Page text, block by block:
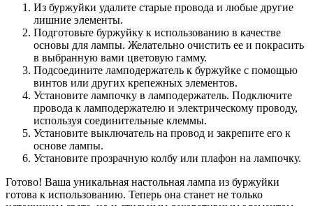
Из буржуйки удалите старые провода и любые другие
лишние элементы.
Подготовьте буржуйку к использованию в качестве
основы для лампы. Желательно очистить ее и покрасить
в выбранную вами цветовую гамму.
Подсоедините ламподержатель к буржуйке с помощью
винтов или других крепежных элементов.
Установите лампочку в ламподержатель. Подключите
провода к ламподержателю и электрическому проводу,
используя соединительные клеммы.
Установите выключатель на провод и закрепите его к
основе лампы.
Установите прозрачную колбу или плафон на лампочку.
Готово! Ваша уникальная настольная лампа из буржуйки
готова к использованию. Теперь она станет не только